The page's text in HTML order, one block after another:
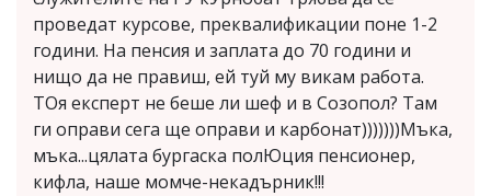
проведат курсове, преквалификации поне 1-2
години. На пенсия и заплата до 70 години и
нищо да не правиш, ей туй му викам работа.
ТОя експерт не беше ли шеф и в Созопол? Там
ги оправи сега ще оправи и карбонат)))))))Мъка,
мъка...цялата бургаска полЮция пенсионер,
кифла, наше момче-некадърник!!!